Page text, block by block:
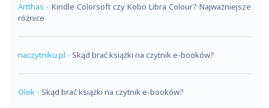
Artthas - Kindle Colorsoft czy Kobo Libra Colour? Najważniejsze
różnice
naczytniku.pl - Skąd brać książki na czytnik e-booków?
Olek - Skąd brać książki na czytnik e-booków?